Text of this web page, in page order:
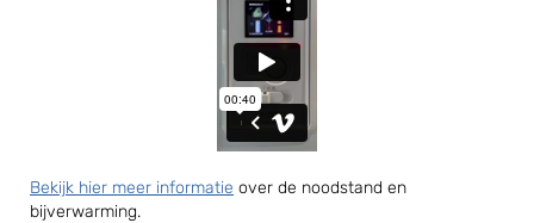
Bekijk hier meer informatie over de noodstand en
bijverwarming.